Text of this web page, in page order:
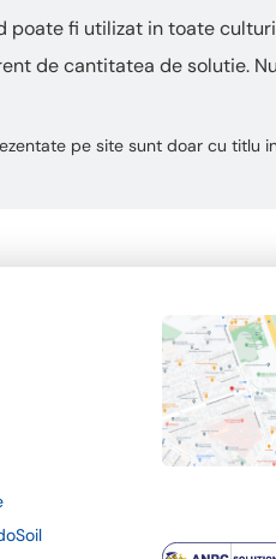
poate fi utilizat in toate
de cantitatea de solutie.
pe site sunt doar cu titlu